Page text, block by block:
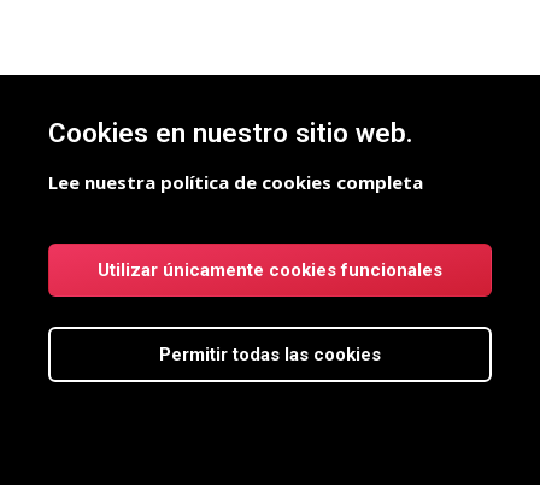
Cookies en nuestro sitio web.
Lee nuestra política de cookies completa
Utilizar únicamente cookies funcionales
Permitir todas las cookies